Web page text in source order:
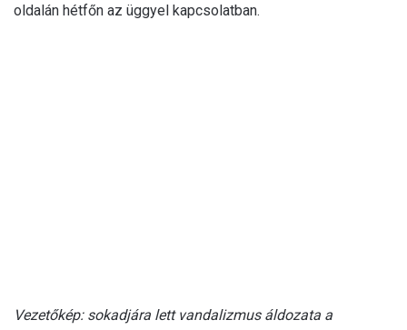
oldalán hétfőn az üggyel kapcsolatban.
Vezetőkép: sokadjára lett vandalizmus áldozata a